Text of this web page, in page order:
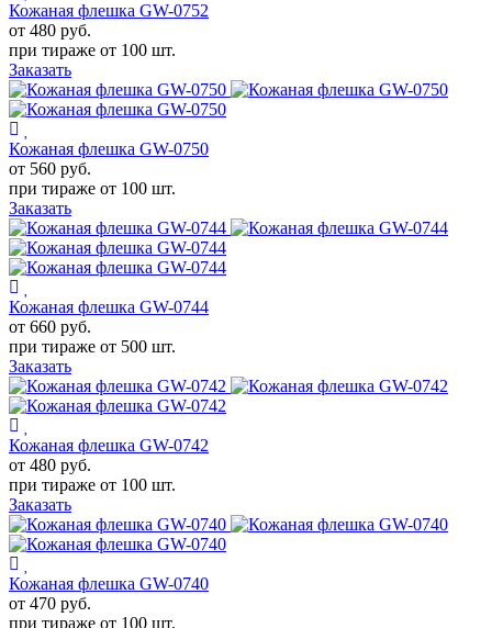
Кожаная флешка GW-0752
от 480 руб.
при тираже от 100 шт.
Заказать
Кожаная флешка GW-0750
от 560 руб.
при тираже от 100 шт.
Заказать
Кожаная флешка GW-0744
от 660 руб.
при тираже от 500 шт.
Заказать
Кожаная флешка GW-0742
от 480 руб.
при тираже от 100 шт.
Заказать
Кожаная флешка GW-0740
от 470 руб.
при тираже от 100 шт.